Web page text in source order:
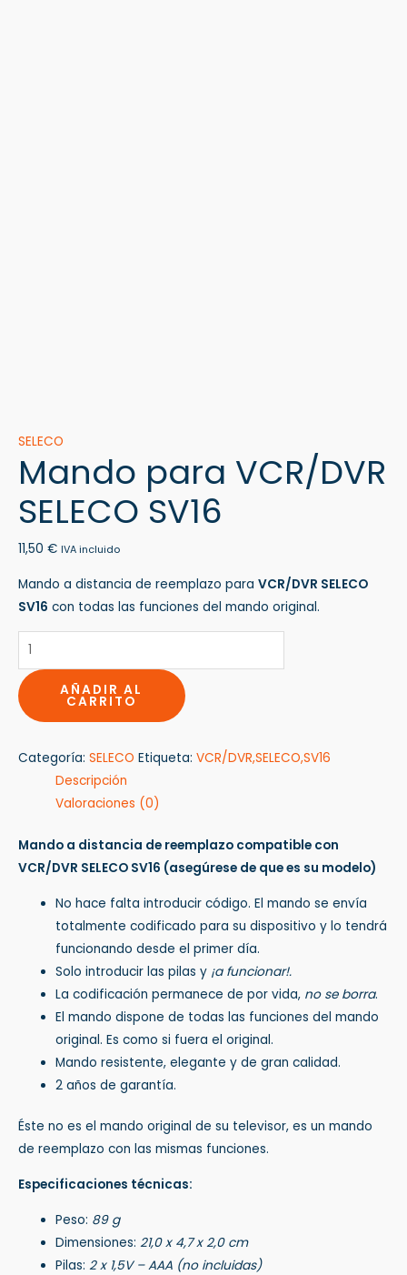
SELECO
Mando para VCR/DVR
SELECO SV16
11,50 € IVA incluido
Mando a distancia de reemplazo para VCR/DVR SELECO
SV16 con todas las funciones del mando original.
AÑADIR AL
CARRITO
Categoría: SELECO Etiqueta: VCR/DVR,SELECO,SV16
Descripción
Valoraciones (0)
Mando a distancia de reemplazo compatible con
VCR/DVR SELECO SV16 (asegúrese de que es su modelo)
No hace falta introducir código. El mando se envía
totalmente codificado para su dispositivo y lo tendrá
funcionando desde el primer día.
Solo introducir las pilas y ¡a funcionar!.
La codificación permanece de por vida, no se borra.
El mando dispone de todas las funciones del mando
original. Es como si fuera el original.
Mando resistente, elegante y de gran calidad.
2 años de garantía.
Éste no es el mando original de su televisor, es un mando
de reemplazo con las mismas funciones.
Especificaciones técnicas:
Peso: 89 g
Dimensiones:21,0 x 4,7 x 2,0 cm
Pilas:2 x 1,5V – AAA (no incluidas)